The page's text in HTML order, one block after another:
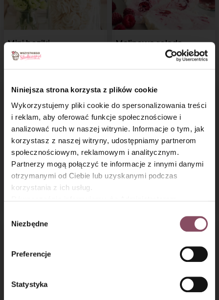
Niniejsza strona korzysta z plików cookie
Wykorzystujemy pliki cookie do spersonalizowania treści
i reklam, aby oferować funkcje społecznościowe i
analizować ruch w naszej witrynie. Informacje o tym, jak
korzystasz z naszej witryny, udostępniamy partnerom
społecznościowym, reklamowym i analitycznym.
Partnerzy mogą połączyć te informacje z innymi danymi
otrzymanymi od Ciebie lub uzyskanymi podczas
korzystania z ich usług.
Gdańsk (80-339) adres: Dickmana 14/15 więcej
informacji o przetwarzaniu danych osobowych oraz
Polityce
prywatności.
zgody
Niezbędne
Preferencje
Statystyka
Mini beziki
Malinowa rolada
Blondies z masłem
orzechowym i solonym
Ciasto Łabędzi puch
×